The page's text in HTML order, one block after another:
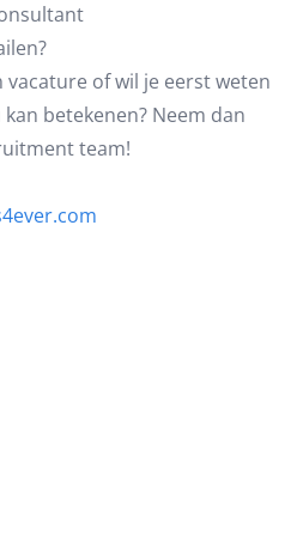
of wil je eerst weten
betekenen? Neem dan
team!